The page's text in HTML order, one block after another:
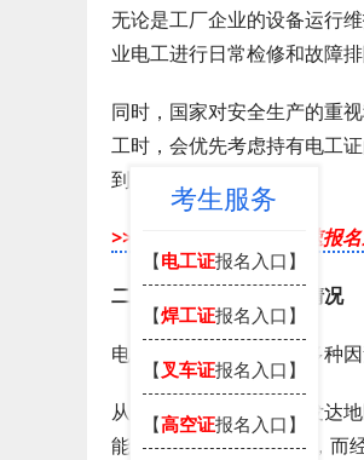
无论是工厂企业的设备运行
业电工进行日常检修和故障
同时，国家对安全生产的重
工时，会优先考虑持有电工
到合适的工作。
>>> 广东电工考证，快速报
二、电工证的薪资待遇情况
电工的薪资待遇会受到多种
从地区方面来看，经济发达
能在5000 - 7000元左右，而
考生服务
【电工证报名入口】
【焊工证报名入口】
【 叉车证报名入口】
【高空证报名入口】